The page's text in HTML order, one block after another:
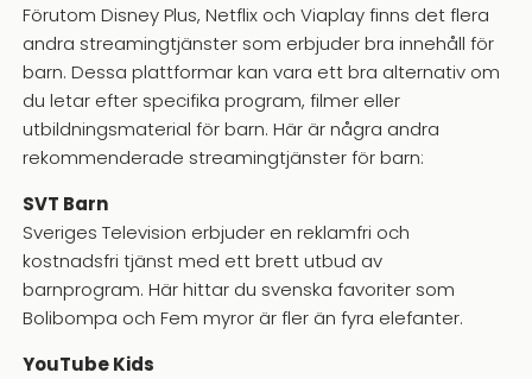
Förutom Disney Plus, Netflix och Viaplay finns det flera
andra streamingtjänster som erbjuder bra innehåll för
barn. Dessa plattformar kan vara ett bra alternativ om
du letar efter specifika program, filmer eller
utbildningsmaterial för barn. Här är några andra
rekommenderade streamingtjänster för barn:
SVT Barn
Sveriges Television erbjuder en reklamfri och
kostnadsfri tjänst med ett brett utbud av
barnprogram. Här hittar du svenska favoriter som
Bolibompa och Fem myror är fler än fyra elefanter.
YouTube Kids